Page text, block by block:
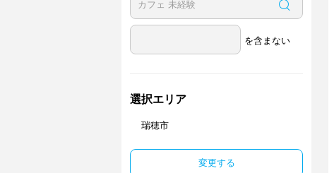
を含まない
選択エリア
瑞穂市
変更する